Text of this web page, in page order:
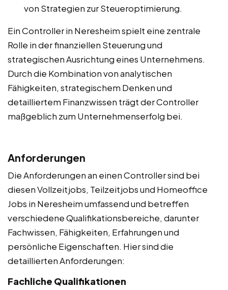
von Strategien zur Steueroptimierung.
Ein Controller in Neresheim spielt eine zentrale
Rolle in der finanziellen Steuerung und
strategischen Ausrichtung eines Unternehmens.
Durch die Kombination von analytischen
Fähigkeiten, strategischem Denken und
detailliertem Finanzwissen trägt der Controller
maßgeblich zum Unternehmenserfolg bei.
Anforderungen
Die Anforderungen an einen Controller sind bei
diesen Vollzeitjobs, Teilzeitjobs und Homeoffice
Jobs in Neresheim umfassend und betreffen
verschiedene Qualifikationsbereiche, darunter
Fachwissen, Fähigkeiten, Erfahrungen und
persönliche Eigenschaften. Hier sind die
detaillierten Anforderungen:
Fachliche Qualifikationen